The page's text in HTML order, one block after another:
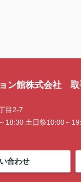
ン館株式会社 取
目2-7
18:30 土日祭10:00～
合わせ